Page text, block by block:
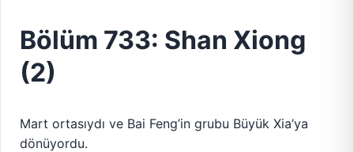
Bölüm 733: Shan Xiong
(2)
Mart ortasıydı ve Bai Feng’in grubu Büyük Xia’ya
dönüyordu.